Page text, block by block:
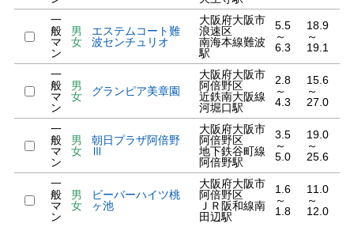
一
般
マ
ン
男
女
エステムコート難
波センチュリオ
大阪府大阪市
浪速区
南海本線難波
駅
5.5
～
6.3
18.9
～
19.1
一
般
マ
ン
男
女
グランピア美章園
大阪府大阪市
阿倍野区
近鉄南大阪線
河堀口駅
2.8
～
4.3
15.6
～
27.0
一
般
マ
ン
男
女
朝日プラザ阿倍野
Ⅲ
大阪府大阪市
阿倍野区
地下鉄谷町線
阿倍野駅
3.5
～
5.0
19.0
～
25.6
一
般
マ
ン
男
女
ビーバーハイツ桃
ヶ池
大阪府大阪市
阿倍野区
ＪＲ阪和線南
田辺駅
1.6
～
1.8
11.0
～
12.0